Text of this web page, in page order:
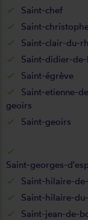
Saint-chef
Saint-
Saint-clair-du-
Saint-didier-de-
Saint-égrève
Saint-etienne-
geoirs
Saint-geoirs
Saint-georges-
Saint-hilaire-
Saint-hilaire-
Saint-jean-de-